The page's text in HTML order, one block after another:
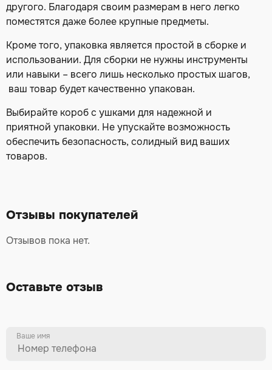
другого. Благодаря своим размерам в него легко
поместятся даже более крупные предметы.
Кроме того, упаковка является простой в сборке и
использовании. Для сборки не нужны инструменты
или навыки – всего лишь несколько простых шагов,
ваш товар будет качественно упакован.
Выбирайте короб с ушками для надежной и
приятной упаковки. Не упускайте возможность
обеспечить безопасность, солидный вид ваших
товаров.
Отзывы покупателей
Отзывов пока нет.
Оставьте отзыв
Ваше имя